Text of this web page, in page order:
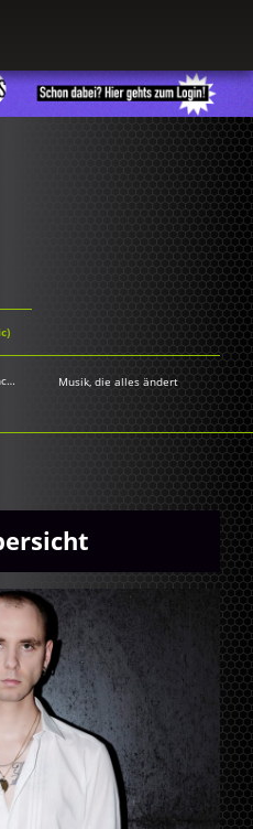
Barry Can't Swim - Dance Dance Dance Musik, die alles ändert